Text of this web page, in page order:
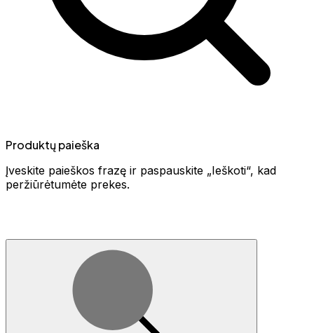
Produktų paieška
Įveskite paieškos frazę ir paspauskite „Ieškoti“, kad
peržiūrėtumėte prekes.